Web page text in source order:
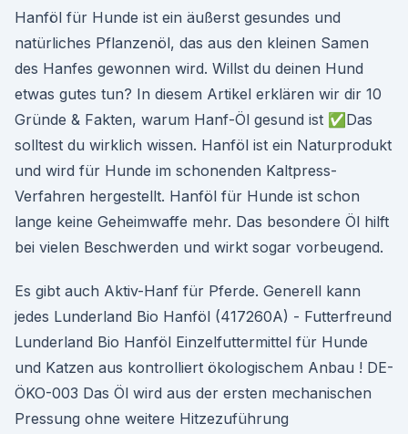
Hanföl für Hunde ist ein äußerst gesundes und
natürliches Pflanzenöl, das aus den kleinen Samen
des Hanfes gewonnen wird. Willst du deinen Hund
etwas gutes tun? In diesem Artikel erklären wir dir 10
Gründe & Fakten, warum Hanf-Öl gesund ist ✅Das
solltest du wirklich wissen. Hanföl ist ein Naturprodukt
und wird für Hunde im schonenden Kaltpress-
Verfahren hergestellt. Hanföl für Hunde ist schon
lange keine Geheimwaffe mehr. Das besondere Öl hilft
bei vielen Beschwerden und wirkt sogar vorbeugend.
Es gibt auch Aktiv-Hanf für Pferde. Generell kann
jedes Lunderland Bio Hanföl (417260A) - Futterfreund
Lunderland Bio Hanföl Einzelfuttermittel für Hunde
und Katzen aus kontrolliert ökologischem Anbau ! DE-
ÖKO-003 Das Öl wird aus der ersten mechanischen
Pressung ohne weitere Hitzezuführung